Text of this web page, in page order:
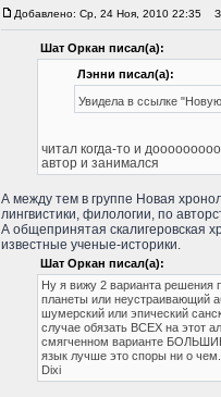
Добавлено: Ср, 24 Ноя, 2010 22:35
Шат Оркан писал(а):
Лэнни писал(а):
Увидела в ссылке
читал когда-то и
автор и занимался
А между тем в группе Новая
лингвистики, филологии, по
А общепринятая скалигеровская
известные ученые-историки.
Шат Оркан писал(а):
Ну я вижу 2 варианта
планеты или неустраивающий
шумерский или эпический
случае обязать ВСЕХ на этот
смягченном варианте
язык лучше это споры ни о чем.
Dixi